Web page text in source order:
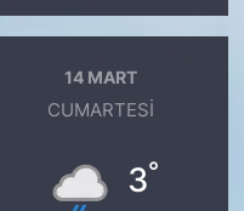
14 MART
CUMARTESI
3°